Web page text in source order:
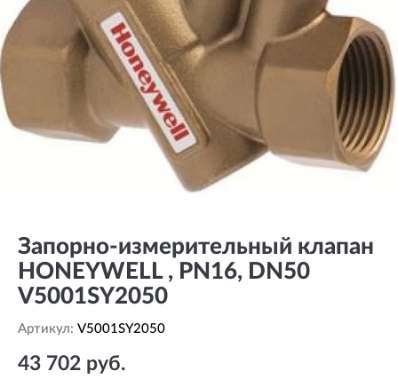
Запорно-измерительный клапан
HONEYWELL , PN16, DN50
V5001SY2050
Артикул: V5001SY2050
43 702 руб.